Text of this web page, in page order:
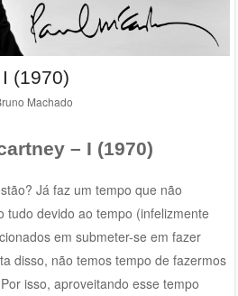
(1970)
Machado
– I (1970)
Já faz um tempo que não
tudo devido ao tempo (infelizmente
em submeter-se em fazer
disso, não temos tempo de fazermos
isso, aproveitando esse tempo